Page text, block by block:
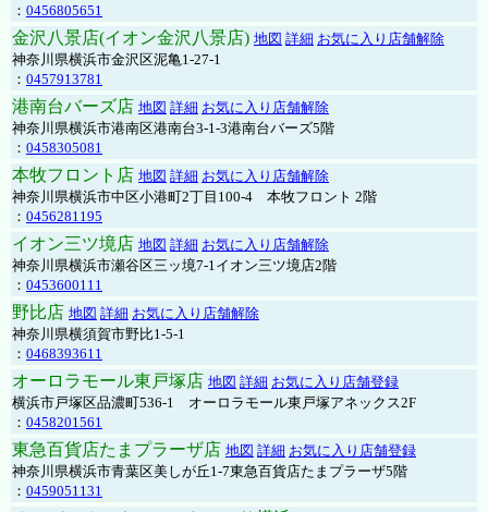
： 0456805651
金沢八景店(イオン金沢八景店) 地図 詳細 お気に入り店舗解除
神奈川県横浜市金沢区泥亀1-27-1
： 0457913781
港南台バーズ店 地図 詳細 お気に入り店舗解除
神奈川県横浜市港南区港南台3-1-3港南台バーズ5階
： 0458305081
本牧フロント店 地図 詳細 お気に入り店舗解除
神奈川県横浜市中区小港町2丁目100-4 本牧フロント 2階
： 0456281195
イオン三ツ境店 地図 詳細 お気に入り店舗解除
神奈川県横浜市瀬谷区三ッ境7-1イオン三ツ境店2階
： 0453600111
野比店 地図 詳細 お気に入り店舗解除
神奈川県横須賀市野比1-5-1
： 0468393611
オーロラモール東戸塚店 地図 詳細 お気に入り店舗登録
横浜市戸塚区品濃町536-1 オーロラモール東戸塚アネックス2F
： 0458201561
東急百貨店たまプラーザ店 地図 詳細 お気に入り店舗登録
神奈川県横浜市青葉区美しが丘1-7東急百貨店たまプラーザ5階
： 0459051131